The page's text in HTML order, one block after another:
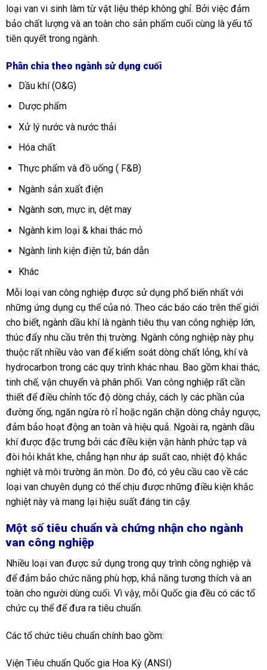
loại van vi sinh làm từ vật liệu thép không ghỉ. Bởi việc đảm
bảo chất lượng và an toàn cho sản phẩm cuối cùng là yếu tố
tiên quyết trong ngành.
Phân chia theo ngành sử dụng cuối
Dầu khí (O&G)
Dược phẩm
Xử lý nước và nước thải
Hóa chất
Thực phẩm và đồ uống ( F&B)
Ngành sản xuất điện
Ngành sơn, mực in, dệt may
Ngành kim loại & khai thác mỏ
Ngành linh kiện điện tử, bán dẫn
Khác
Mỗi loại van công nghiệp được sử dụng phổ biến nhất với
những ứng dụng cụ thể của nó. Theo các báo cáo trên thế giới
cho biết, ngành dầu khí là ngành tiêu thụ van công nghiệp lớn,
thúc đẩy nhu cầu trên thị trường. Ngành công nghiệp này phụ
thuộc rất nhiều vào van để kiểm soát dòng chất lỏng, khí và
hydrocarbon trong các quy trình khác nhau. Bao gồm khai thác,
tinh chế, vận chuyển và phân phối. Van công nghiệp rất cần
thiết để điều chỉnh tốc độ dòng chảy, cách ly các phần của
đường ống, ngăn ngừa rò rỉ hoặc ngăn chặn dòng chảy ngược,
đảm bảo hoạt động an toàn và hiệu quả. Ngoài ra, ngành dầu
khí được đặc trưng bởi các điều kiện vận hành phức tạp và
đòi hỏi khắt khe, chẳng hạn như áp suất cao, nhiệt độ khắc
nghiệt và môi trường ăn mòn. Do đó, có yêu cầu cao về các
loại van chuyên dụng có thể chịu được những điều kiện khắc
nghiệt này và mang lại hiệu suất đáng tin cậy.
Một số tiêu chuẩn và chứng nhận cho ngành
van công nghiệp
Nhiều loại van được sử dụng trong quy trình công nghiệp và
để đảm bảo chức năng phù hợp, khả năng tương thích và an
toàn cho người dùng cuối. Vì vậy, mỗi Quốc gia đều có các tổ
chức cụ thể để đưa ra tiêu chuẩn.
Các tổ chức tiêu chuẩn chính bao gồm:
Viện Tiêu chuẩn Quốc gia Hoa Kỳ (ANSI)